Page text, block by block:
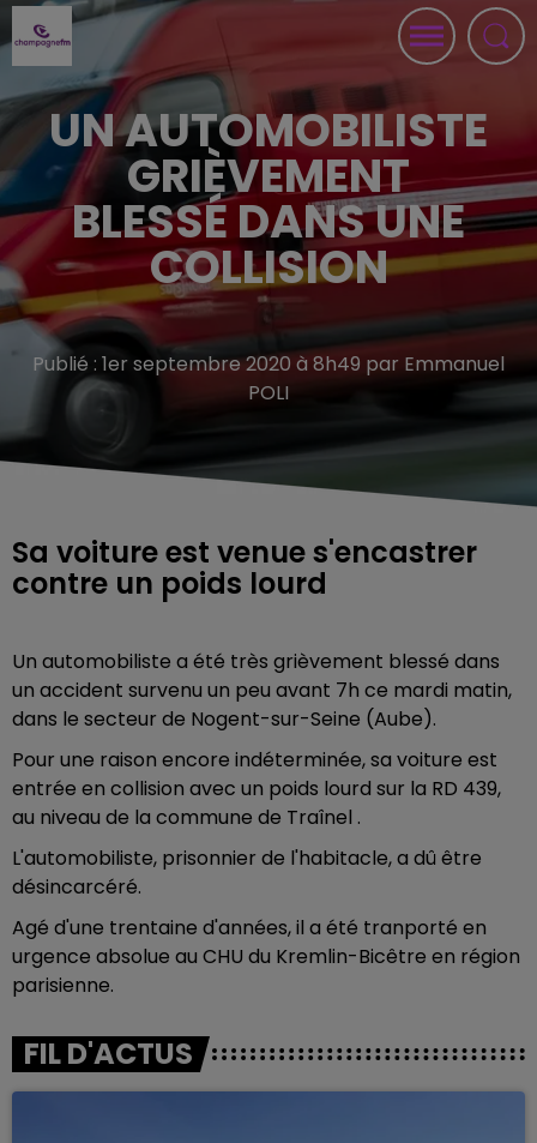
UN AUTOMOBILISTE
GRIÈVEMENT
BLESSÉ DANS UNE
COLLISION
Publié : 1er septembre 2020 à 8h49 par Emmanuel
POLI
Sa voiture est venue s'encastrer
contre un poids lourd
Un automobiliste a été très grièvement blessé dans
un accident survenu un peu avant 7h ce mardi matin,
dans le secteur de Nogent-sur-Seine (Aube).
Pour une raison encore indéterminée, sa voiture est
entrée en collision avec un poids lourd sur la RD 439,
au niveau de la commune de Traînel .
L'automobiliste, prisonnier de l'habitacle, a dû être
désincarcéré.
Agé d'une trentaine d'années, il a été tranporté en
urgence absolue au CHU du Kremlin-Bicêtre en région
parisienne.
FIL D'ACTUS